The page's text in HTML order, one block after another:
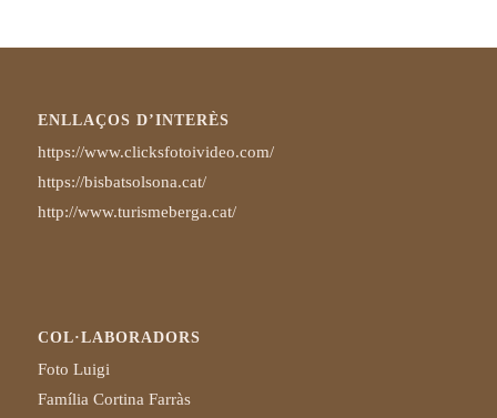
ENLLAÇOS D’INTERÈS
https://www.clicksfotoivideo.com/
https://bisbatsolsona.cat/
http://www.turismeberga.cat/
COL·LABORADORS
Foto Luigi
Família Cortina Farràs